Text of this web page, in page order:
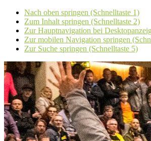
Nach oben springen (Schnelltaste 1)
Zum Inhalt springen (Schnelltaste 2)
Zur Hauptnavigation bei
Zur mobilen Navigation springen
Zur Suche springen (Schnelltaste 5)